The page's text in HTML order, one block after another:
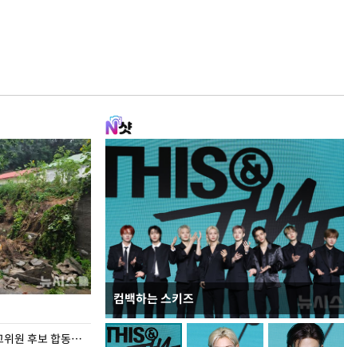
더불어민주당 당대표·최고위원 후보 합동연설회
컴백하는 스키즈
이번주 국회에는 무슨 일이? [뉴시스국회토pic]